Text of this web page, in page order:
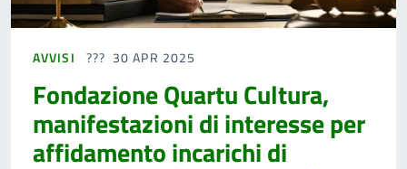
AVVISI 30 APR 2025
Fondazione Quartu Cultura,
manifestazioni di interesse per
affidamento incarichi di